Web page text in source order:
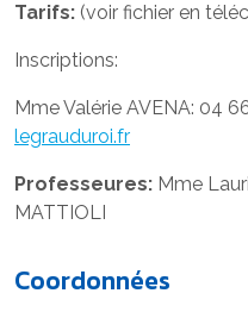
Tarifs: (voir fichier en
Inscriptions:
Mme Valérie AVENA: 04
legrauduroi.fr
Professeures: Mme
MATTIOLI
Coordonnées